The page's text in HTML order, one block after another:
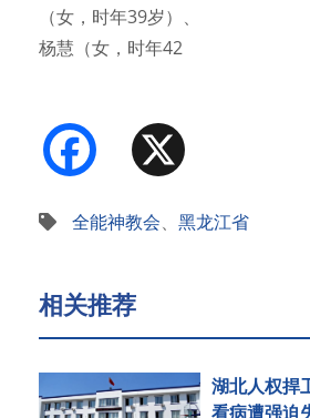
（女，时年39岁）、
杨慧（女，时年42
Facebook
全能神教会、 黑龙江省
相关推荐
湖北人权捍
看病遭强迫